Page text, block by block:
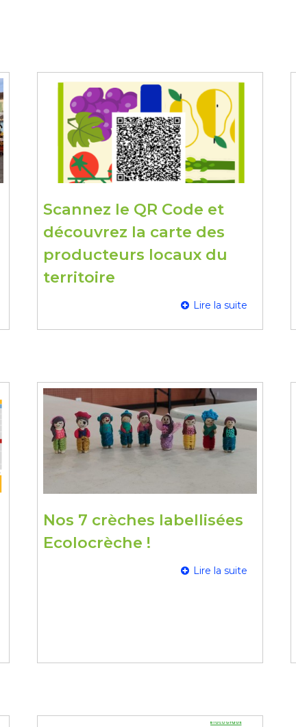
Scannez le QR Code et
découvrez la carte des
producteurs locaux du
territoire
Lire la suite
Nos 7 crèches labellisées
Ecolocrèche !
Lire la suite